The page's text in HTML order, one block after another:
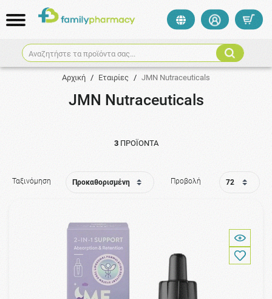
Αναζητήστε τα προϊόντα σας...
Αρχική / Εταιρίες / JMN Nutraceuticals
JMN Nutraceuticals
3ΠΡΟΪΌΝΤΑ
Ταξινόμηση Προβολή